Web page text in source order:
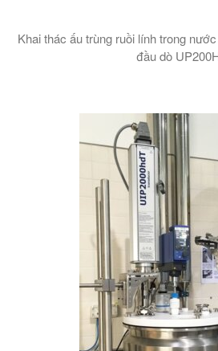
Khai thác ấu trùng ruồi lính trong
đầu dò